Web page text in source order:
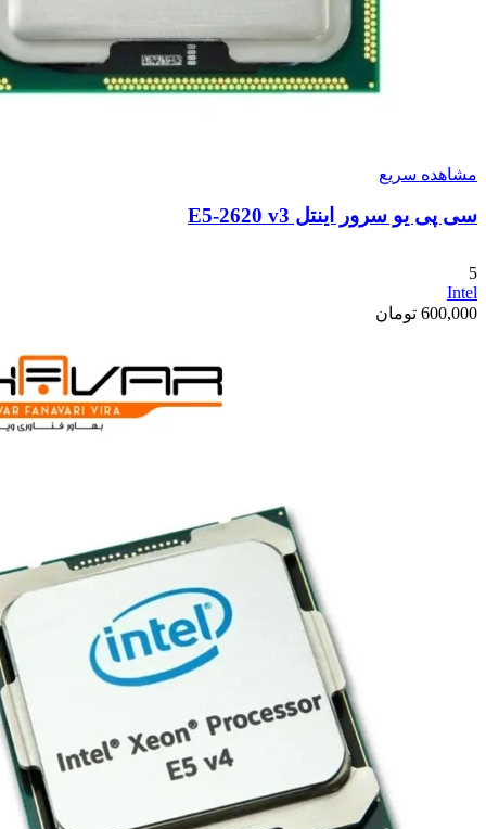
مشاهده سریع
سی پی یو سرور اینتل E5-2620 v3
5
Intel
600,000 تومان